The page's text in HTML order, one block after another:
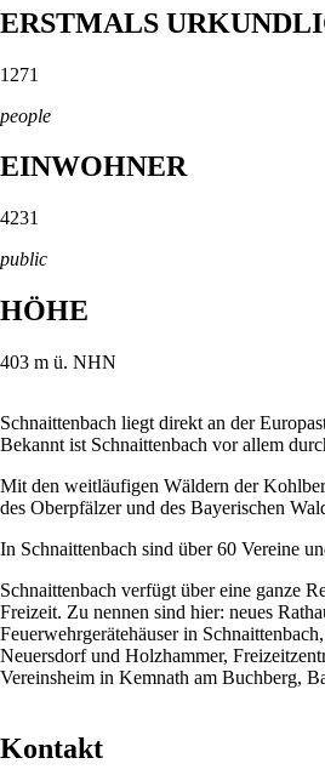
ERSTMALS
1271
people
EINWOHNER
4231
public
HÖHE
403 m ü. NHN
Schnaittenbach liegt direkt an der
Bekannt ist Schnaittenbach vor allem
Mit den weitläufigen Wäldern der
des Oberpfälzer und des Bayerischen
In Schnaittenbach sind über 60 Vereine
Schnaittenbach verfügt über eine ganze
Freizeit. Zu nennen sind hier: neues
Feuerwehrgerätehäuser in
Neuersdorf und Holzhammer,
Vereinsheim in Kemnath am Buchberg,
Kontakt